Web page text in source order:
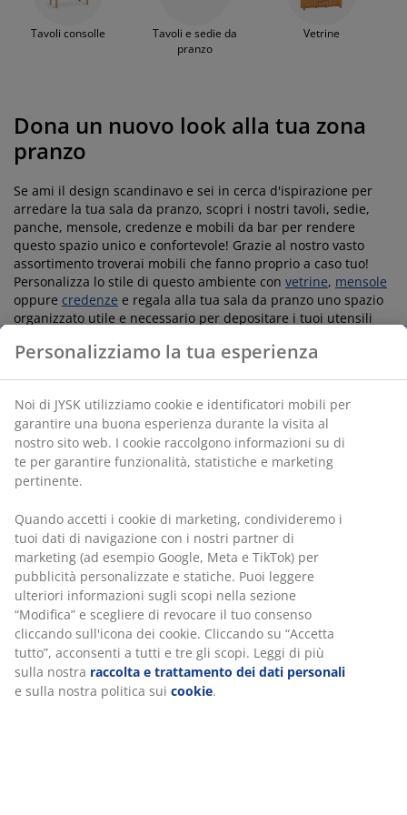
Tavoli consolle
Tavoli e sedie da
pranzo
Vetrine
Dona un nuovo look alla tua zona
pranzo
Se ami il design scandinavo e sei in cerca d'ispirazione per
arredare la tua sala da pranzo, scopri i nostri tavoli, sedie,
panche, mensole, credenze e mobili da bar per rendere
questo spazio unico e confortevole! Grazie al nostro vasto
assortimento troverai mobili che fanno proprio a caso tuo!
Personalizza lo stile di questo ambiente con vetrine, mensole
oppure credenze e regala alla tua sala da pranzo uno spazio
organizzato utile e necessario per depositare i tuoi utensili
Crea un design originale per il tuo
ambiente
Se sei alla ricerca di una fonte di stimoli, idee creative o
al posto giusto! Scopri i nostri stupendi mobili per allestire la
tua dining room:cassettiere , set sala da pranzo
e molto altro. Porta un pizzico di hygge nei tuoi interni. Crea
un combinazione unica mixando pezzi d’arredo di diverso
stile e regalando così alla tua sala da pranzo autenticità e un
look più moderno e adatto al tuo gusto.
Mobili di varie dimensioni ideali per
Personalizziamo la tua esperienza
Noi di JYSK utilizziamo cookie e identificatori mobili per
garantire una buona esperienza durante la visita al
nostro sito web. I cookie raccolgono informazioni su di
te per garantire funzionalità, statistiche e marketing
pertinente.
Quando accetti i cookie di marketing, condivideremo i
tuoi dati di navigazione con i nostri partner di
marketing (ad esempio Google, Meta e TikTok) per
pubblicità personalizzate e statiche. Puoi leggere
ulteriori informazioni sugli scopi nella sezione
“Modifica” e scegliere di revocare il tuo consenso
cliccando sull'icona dei cookie. Cliccando su “Accetta
tutto”, acconsenti a tutti e tre gli scopi. Leggi di più
sulla nostra raccolta e trattamento dei dati personali
e sulla nostra politica sui cookie.